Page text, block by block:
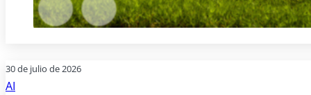
30 de julio de 2026
AI